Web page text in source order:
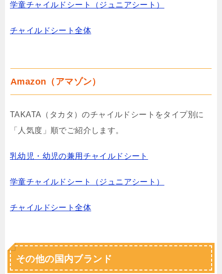
学童チャイルドシート（ジュニアシート）
チャイルドシート全体
Amazon（アマゾン）
TAKATA（タカタ）のチャイルドシートをタイプ別に
「人気度」順でご紹介します。
乳幼児・幼児の兼用チャイルドシート
学童チャイルドシート（ジュニアシート）
チャイルドシート全体
その他の国内ブランド